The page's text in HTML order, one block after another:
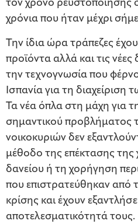
τον χρόνο ρευστοποίησης
χρόνια που ήταν μέχρι
Την ίδια ώρα τράπεζες
προϊόντα αλλά και τις νέες
την τεχνογνωσία που
Ισπανία για τη διαχείριση
Τα νέα όπλα στη μάχη για
σημαντικού προβλήματος
νοικοκυριών δεν
μέθοδο της επέκτασης της
δανείου ή τη χορήγηση
που επιστρατεύθηκαν από
κρίσης και έχουν
αποτελεσματικότητά τους.